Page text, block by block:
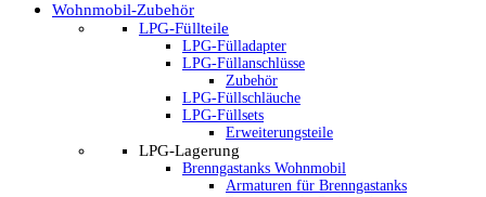
Wohnmobil-Zubehör
LPG-Füllteile
LPG-Fülladapter
LPG-Füllanschlüsse
Zubehör
LPG-Füllschläuche
LPG-Füllsets
Erweiterungsteile
LPG-Lagerung
Brenngastanks Wohnmobil
Armaturen für Brenngastanks